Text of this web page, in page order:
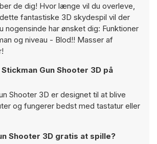
de dig! Hvor længe vil du overleve,
fantastiske 3D skydespil vil der
nogensinde har ønsket dig: Funktioner
og niveau - Blod!! Masser af
Gun Shooter 3D på
Shooter 3D er designet til at blive
og fungerer bedst med tastatur eller
Shooter 3D gratis at spille?